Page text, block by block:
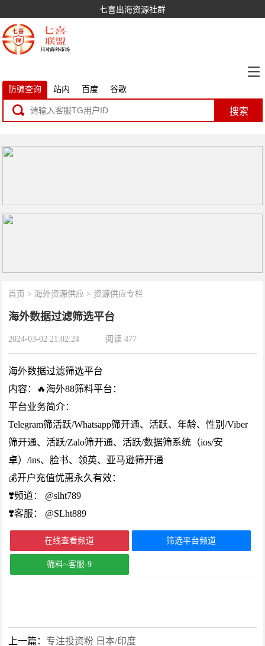
七喜出海资源社群
防骗查询 站内 百度 谷歌
搜索
首页 > 海外资源供应 > 资源供应专栏
海外数据过滤筛选平台
2024-03-02 21:02:24 阅读477
海外数据过滤筛选平台
内容：🔥海外88筛料平台：
平台业务简介：
Telegram筛活跃/Whatsapp筛开通、活跃、年龄、性别/Viber
筛开通、活跃/Zalo筛开通、活跃/数据筛系统（ios/安
卓）/ins、脸书、领英、亚马逊筛开通
💰开户充值优惠永久有效：
❣️频道： @slht789
❣️客服： @SLht889
在线查看频道 筛选平台频道
筛料~客服-9
上一篇： 专注投资粉 日本/印度